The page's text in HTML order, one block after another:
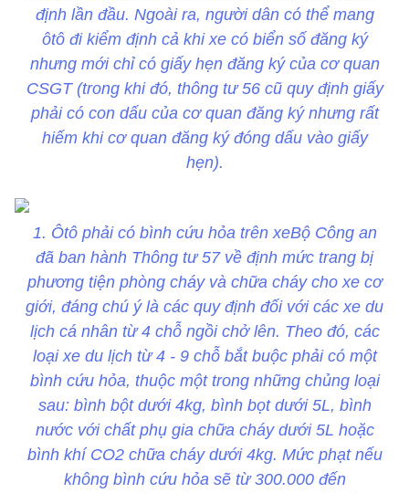
định lần đầu. Ngoài ra, người dân có thể mang
ôtô đi kiểm định cả khi xe có biển số đăng ký
nhưng mới chỉ có giấy hẹn đăng ký của cơ quan
CSGT (trong khi đó, thông tư 56 cũ quy định giấy
phải có con dấu của cơ quan đăng ký nhưng rất
hiếm khi cơ quan đăng ký đóng dấu vào giấy
hẹn).
1. Ôtô phải có bình cứu hỏa trên xeBộ Công an
đã ban hành Thông tư 57 về định mức trang bị
phương tiện phòng cháy và chữa cháy cho xe cơ
giới, đáng chú ý là các quy định đối với các xe du
lịch cá nhân từ 4 chỗ ngồi chở lên. Theo đó, các
loại xe du lịch từ 4 - 9 chỗ bắt buộc phải có một
bình cứu hỏa, thuộc một trong những chủng loại
sau: bình bột dưới 4kg, bình bọt dưới 5L, bình
nước với chất phụ gia chữa cháy dưới 5L hoặc
bình khí CO2 chữa cháy dưới 4kg. Mức phạt nếu
không bình cứu hỏa sẽ từ 300.000 đến